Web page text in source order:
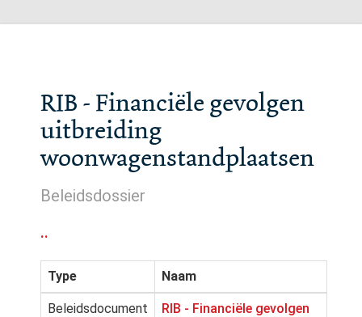
RIB - Financiële gevolgen
uitbreiding
woonwagenstandplaatsen
Beleidsdossier
..
Type Naam
Beleidsdocument
RIB - Financiële gevolgen